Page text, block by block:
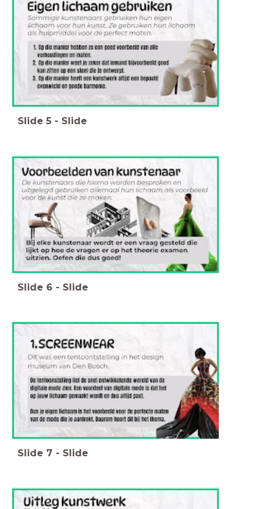
Slide 5 - Slide
Slide 6 - Slide
Slide 7 - Slide